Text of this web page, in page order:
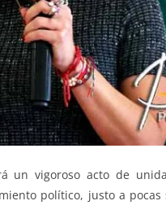
un vigoroso acto de
político, justo a